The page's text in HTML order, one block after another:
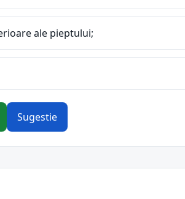
ale pieptului;
Sugestie